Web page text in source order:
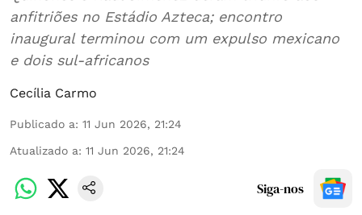
anfitriões no Estádio Azteca; encontro
inaugural terminou com um expulso mexicano
e dois sul-africanos
Cecília Carmo
Publicado a: 11 Jun 2026, 21:24
Atualizado a: 11 Jun 2026, 21:24
Siga-nos